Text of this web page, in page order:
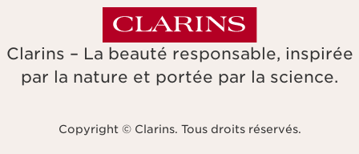
Clarins – La beauté responsable, inspirée
par la nature et portée par la science.
Copyright © Clarins. Tous droits réservés.